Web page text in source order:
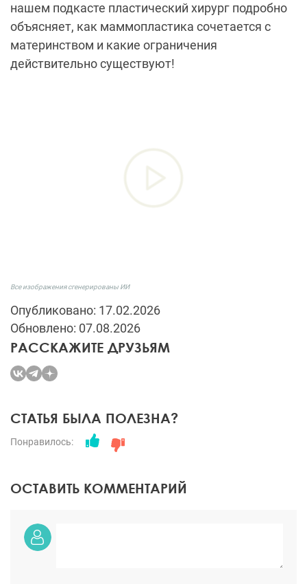
нашем подкасте пластический хирург подробно
объясняет, как маммопластика сочетается с
материнством и какие ограничения
действительно существуют!
Все изображения сгенерированы ИИ
Опубликовано: 17.02.2026
Обновлено: 07.08.2026
РАССКАЖИТЕ ДРУЗЬЯМ
СТАТЬЯ БЫЛА ПОЛЕЗНА?
Понравилось:
ОСТАВИТЬ КОММЕНТАРИЙ